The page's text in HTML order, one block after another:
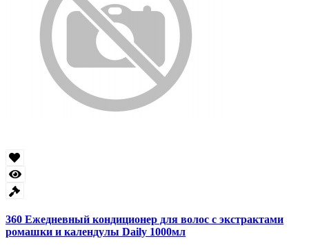
360 Ежедневный кондиционер для волос с экстрактами
ромашки и календулы Daily 1000мл